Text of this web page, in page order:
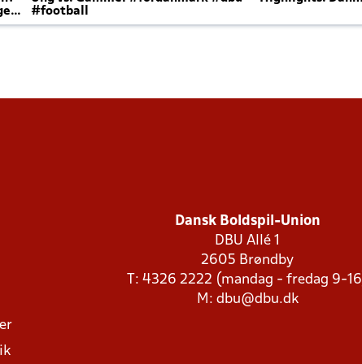
#football
Dansk Boldspil-Union
DBU Allé 1
2605 Brøndby
T: 4326 2222 (mandag - fredag 9-
M: dbu@dbu.dk